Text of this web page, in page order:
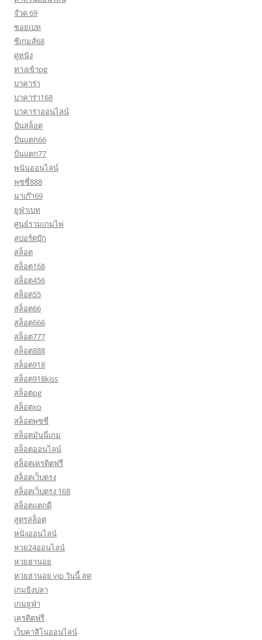
จ๊วด 69
ซอยเบท
ซีเกมส์68
ดูหนัง
ทางเข้าpg
บาคาร่า
บาคาร่า168
บาคาร่าออนไลน์
ปั่นสล็อต
ปั่นแตก66
ปั่นแตก77
พนันออนไลน์
พุซซี่888
มาเก๊า69
ยูฟ่าเบท
ศูนย์รวมเกมไพ่
สปอร์ตบุ๊ก
สล็อต
สล็อต168
สล็อต456
สล็อต55
สล็อต66
สล็อต666
สล็อต777
สล็อต888
สล็อต918
สล็อต918kiss
สล็อตpg
สล็อตxo
สล็อตพุซซี่
สล็อตมันนี่เกม
สล็อตออนไลน์
สล็อตเครดิตฟรี
สล็อตเว็บตรง
สล็อตเว็บตรง 168
สล็อตแตกดี
สูตรสล็อต
หนังออนไลน์
หวย24ออนไลน์
หวยฮานอย
หวยฮานอย vip วันนี้ สด
เกมยิงปลา
เกมยูฟ่า
เครดิตฟรี
เว็บคาสิโนออนไลน์